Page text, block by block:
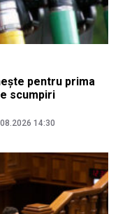
pentru prima
scumpiri
14:30